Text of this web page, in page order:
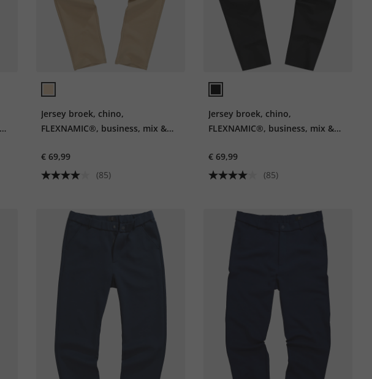
Jersey broek, chino,
FLEXNAMIC®, business, mix &
€ 69,99
(85)
Jersey broek, chino,
FLEXNAMIC®, business, mix &
€ 69,99
(85)